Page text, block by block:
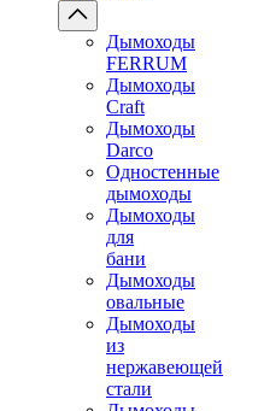
Дымоходы
FERRUM
Дымоходы
Craft
Дымоходы
Darco
Одностенные
дымоходы
Дымоходы
для
бани
Дымоходы
овальные
Дымоходы
из
нержавеющей
стали